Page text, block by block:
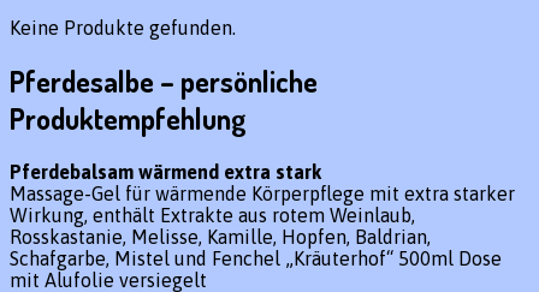
Keine Produkte gefunden.
Pferdesalbe – persönliche
Produktempfehlung
Pferdebalsam wärmend extra stark
Massage-Gel für wärmende Körperpflege mit extra starker
Wirkung, enthält Extrakte aus rotem Weinlaub,
Rosskastanie, Melisse, Kamille, Hopfen, Baldrian,
Schafgarbe, Mistel und Fenchel „Kräuterhof“ 500ml Dose
mit Alufolie versiegelt